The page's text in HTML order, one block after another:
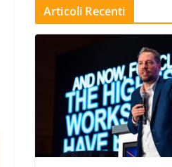
Articoli Recenti